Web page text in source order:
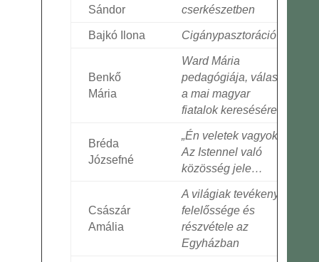
Sándor
cserkészetben
Bajkó Ilona Cigánypasztoráció
Benkő
Mária
Ward Mária
pedagógiája, válasz
a mai magyar
fiatalok keresésére
Bréda
Józsefné
„Én veletek vagyok”
Az Istennel való
közösség jele…
Császár
Amália
A világiak tevékeny
felelőssége és
részvétele az
Egyházban